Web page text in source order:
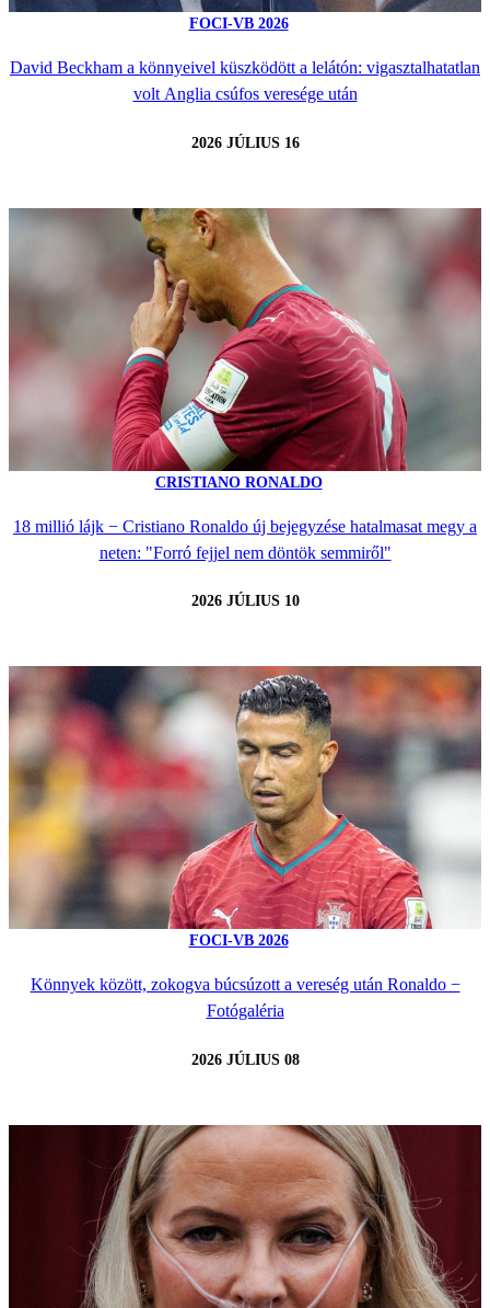
FOCI-VB 2026
David Beckham a könnyeivel küszködött a lelátón: vigasztalhatatlan
volt Anglia csúfos veresége után
2026 JÚLIUS 16
CRISTIANO RONALDO
18 millió lájk − Cristiano Ronaldo új bejegyzése hatalmasat megy a
neten: "Forró fejjel nem döntök semmiről"
2026 JÚLIUS 10
FOCI-VB 2026
Könnyek között, zokogva búcsúzott a vereség után Ronaldo −
Fotógaléria
2026 JÚLIUS 08